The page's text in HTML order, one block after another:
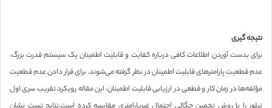
نتیجه گیری
برای بدست آوردن اطلاعات کافی درباره کفایت و قابلیت اطمینان یک سیستم قدرت بزرگ،
عدم قطعیت پارامترهای قابلیت اطمینان در نظر گزفته می‌شوند. برای قرار دادن عدم قطعیت
مؤلفه‌ها در زمان کار و قطعی در ارزیابی قابلیت اطمینان، این مقاله رویکرد تقریب سری اول